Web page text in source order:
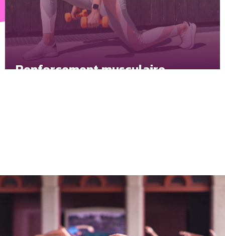
Renforcement musculaire